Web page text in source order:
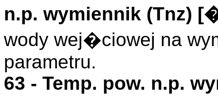
n.p. wymiennik (Tnz)
wody wej�ciowej na
parametru.
63 - Temp. pow. n.p.